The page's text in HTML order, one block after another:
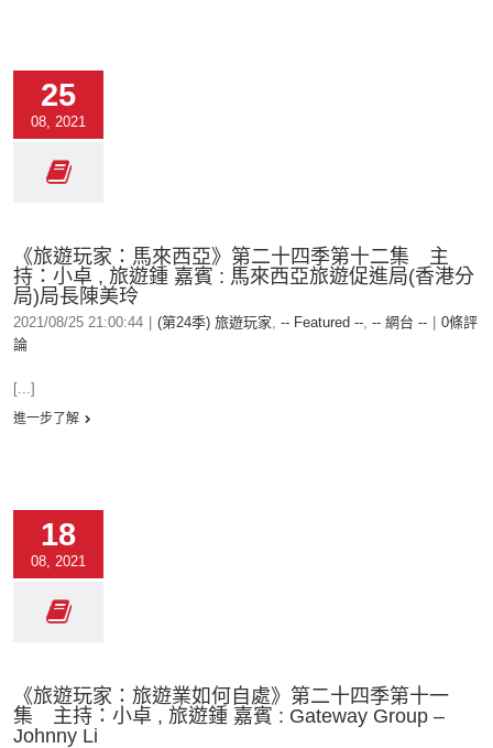
25
08, 2021
《旅遊玩家：馬來西亞》第二十四季第十二集 主
持：小卓 , 旅遊鍾 嘉賓 : 馬來西亞旅遊促進局(香港分
局)局長陳美玲
2021/08/25 21:00:44 (第24季) 旅遊玩家, -- Featured --, -- 網台 --
0條評
論
[...]
進一步了解
18
08, 2021
《旅遊玩家：旅遊業如何自處》第二十四季第十一
集 主持：小卓 , 旅遊鍾 嘉賓 : Gateway Group –
Johnny Li